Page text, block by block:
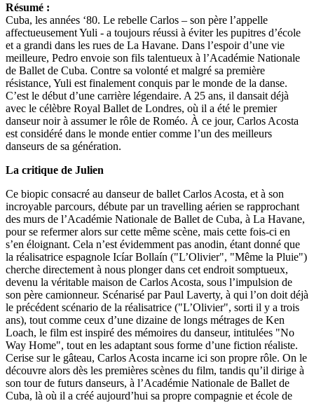
Résumé :
Cuba, les années ‘80. Le rebelle Carlos – son père l’appelle
affectueusement Yuli - a toujours réussi à éviter les pupitres d’école
et a grandi dans les rues de La Havane. Dans l’espoir d’une vie
meilleure, Pedro envoie son fils talentueux à l’Académie Nationale
de Ballet de Cuba. Contre sa volonté et malgré sa première
résistance, Yuli est finalement conquis par le monde de la danse.
C’est le début d’une carrière légendaire. A 25 ans, il dansait déjà
avec le célèbre Royal Ballet de Londres, où il a été le premier
danseur noir à assumer le rôle de Roméo. À ce jour, Carlos Acosta
est considéré dans le monde entier comme l’un des meilleurs
danseurs de sa génération.
La critique de Julien
Ce biopic consacré au danseur de ballet Carlos Acosta, et à son
incroyable parcours, débute par un travelling aérien se rapprochant
des murs de l’Académie Nationale de Ballet de Cuba, à La Havane,
pour se refermer alors sur cette même scène, mais cette fois-ci en
s’en éloignant. Cela n’est évidemment pas anodin, étant donné que
la réalisatrice espagnole Icíar Bollaín ("L’Olivier", "Même la Pluie")
cherche directement à nous plonger dans cet endroit somptueux,
devenu la véritable maison de Carlos Acosta, sous l’impulsion de
son père camionneur. Scénarisé par Paul Laverty, à qui l’on doit déjà
le précédent scénario de la réalisatrice ("L’Olivier", sorti il y a trois
ans), tout comme ceux d’une dizaine de longs métrages de Ken
Loach, le film est inspiré des mémoires du danseur, intitulées "No
Way Home", tout en les adaptant sous forme d’une fiction réaliste.
Cerise sur le gâteau, Carlos Acosta incarne ici son propre rôle. On le
découvre alors dès les premières scènes du film, tandis qu’il dirige à
son tour de futurs danseurs, à l’Académie Nationale de Ballet de
Cuba, là où il a créé aujourd’hui sa propre compagnie et école de